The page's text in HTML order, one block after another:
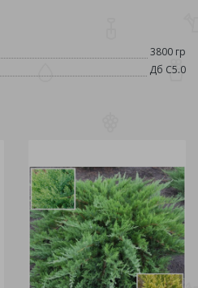
3800 гр
Дб С5.0